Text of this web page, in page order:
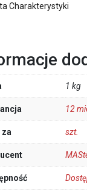
Charakterystyki
1 kg
12
za szt.